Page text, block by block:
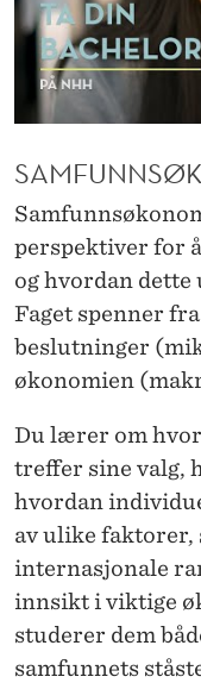
R
S
T
U
D
E
T
?
perspektiver for
og hvordan
Faget spenner
beslutninger
økonomien
Du lærer om
treffer sine valg,
hvordan
av ulike
internasjonale
innsikt i viktige
studerer dem
samfunnets